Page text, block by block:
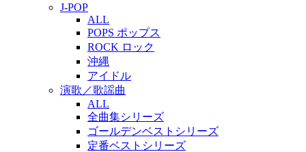
J-POP
ALL
POPS ポップス
ROCK ロック
沖縄
アイドル
演歌／歌謡曲
ALL
全曲集シリーズ
ゴールデンベストシリーズ
定番ベストシリーズ